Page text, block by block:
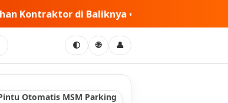
Satria: Dinamika Pelaksanaan
🌓 🌐 👤
Otomatis MSM Parking